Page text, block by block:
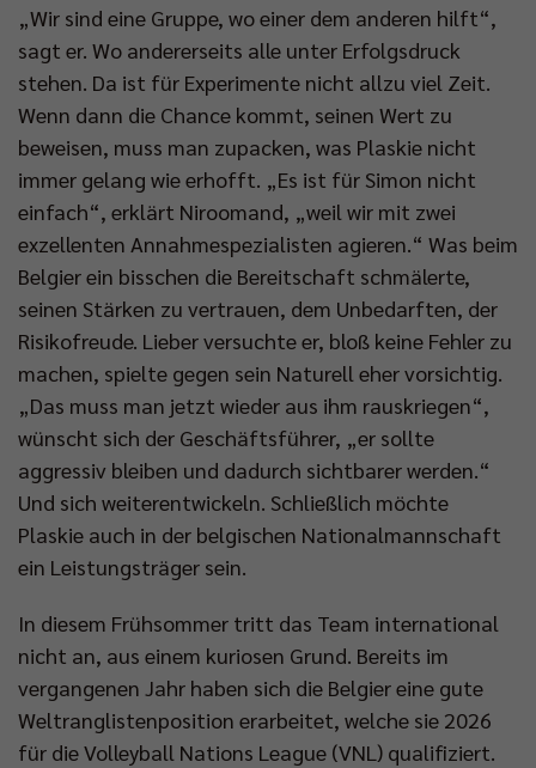
„Wir sind eine Gruppe, wo einer dem anderen hilft“,
sagt er. Wo andererseits alle unter Erfolgsdruck
stehen. Da ist für Experimente nicht allzu viel Zeit.
Wenn dann die Chance kommt, seinen Wert zu
beweisen, muss man zupacken, was Plaskie nicht
immer gelang wie erhofft. „Es ist für Simon nicht
einfach“, erklärt Niroomand, „weil wir mit zwei
exzellenten Annahmespezialisten agieren.“ Was beim
Belgier ein bisschen die Bereitschaft schmälerte,
seinen Stärken zu vertrauen, dem Unbedarften, der
Risikofreude. Lieber versuchte er, bloß keine Fehler zu
machen, spielte gegen sein Naturell eher vorsichtig.
„Das muss man jetzt wieder aus ihm rauskriegen“,
wünscht sich der Geschäftsführer, „er sollte
aggressiv bleiben und dadurch sichtbarer werden.“
Und sich weiterentwickeln. Schließlich möchte
Plaskie auch in der belgischen Nationalmannschaft
ein Leistungsträger sein.
In diesem Frühsommer tritt das Team international
nicht an, aus einem kuriosen Grund. Bereits im
vergangenen Jahr haben sich die Belgier eine gute
Weltranglistenposition erarbeitet, welche sie 2026
für die Volleyball Nations League (VNL) qualifiziert.